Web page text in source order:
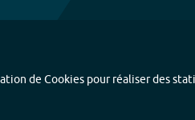
de Cookies pour réaliser des